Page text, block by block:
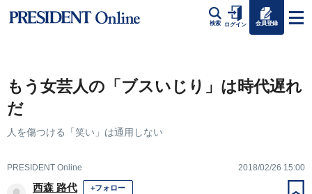
検索 ログイン 会員登録
もう女芸人の「ブスいじり」は時代遅れ
だ
人を傷つける「笑い」は通用しない
PRESIDENT Online 2018/02/26 15:00
西森 路代 +フォロー